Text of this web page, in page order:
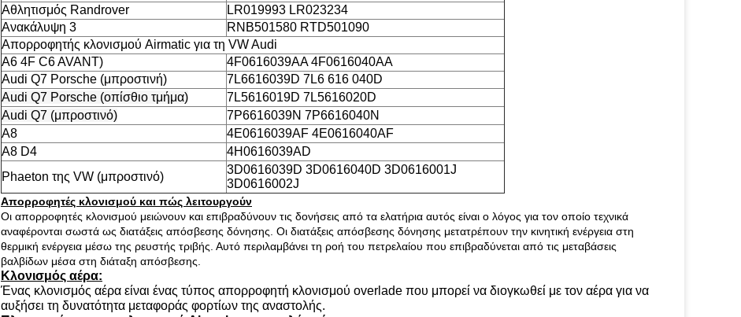
Αθλητισμός Randrover
LR019993 LR023234
Ανακάλυψη 3
RNB501580 RTD501090
Απορροφητής κλονισμού Airmatic για τη VW Audi
A6 4F C6 AVANT)
4F0616039AA 4F0616040AA
Audi Q7 Porsche (μπροστινή)
7L6616039D 7L6 616 040D
Audi Q7 Porsche (οπίσθιο τμήμα)
7L5616019D 7L5616020D
Audi Q7 (μπροστινό)
7P6616039N 7P6616040N
A8
4E0616039AF 4E0616040AF
A8 D4
4H0616039AD
Phaeton της VW (μπροστινό)
3D0616039D 3D0616040D 3D0616001J
3D0616002J
Απορροφητές κλονισμού και πώς λειτουργούν
Οι απορροφητές κλονισμού μειώνουν και επιβραδύνουν τις δονήσεις από τα ελατήρια αυτός είναι ο λόγος για τον οποίο τεχνικά
αναφέρονται σωστά ως διατάξεις απόσβεσης δόνησης. Οι διατάξεις απόσβεσης δόνησης μετατρέπουν την κινητική ενέργεια στη
θερμική ενέργεια μέσω της ρευστής τριβής. Αυτό περιλαμβάνει τη ροή του πετρελαίου που επιβραδύνεται από τις μεταβάσεις
βαλβίδων μέσα στη διάταξη απόσβεσης.
Κλονισμός αέρα:
Ένας κλονισμός αέρα είναι ένας τύπος απορροφητή κλονισμού overlade που μπορεί να διογκωθεί με τον αέρα για να
αυξήσει τη δυνατότητα μεταφοράς φορτίων της αναστολής.